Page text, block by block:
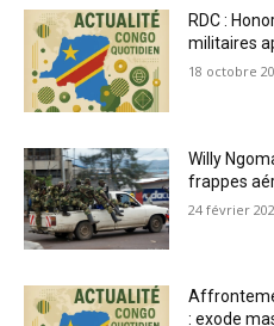
RDC :
militaires
18 octobre
Willy
frappes
24 février
: exode